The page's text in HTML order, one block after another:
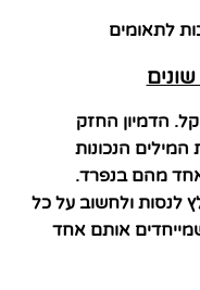
לתאומים
הדמיון החזק
הנכונות
מהם בנפרד.
לנסות ולחשוב על כל
אותם אחד